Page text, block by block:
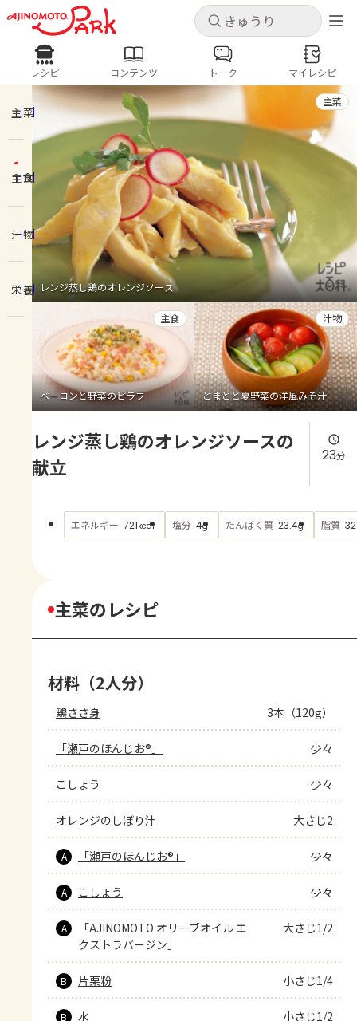
キャンセル
ログインするとレシピを保存できます
ログイン
ホーム
コンテンツ
レシピ
トーク
よくあるお問い合わせ
お買い物
AJINOMOTO PARK とは
キャンセル
レシピ コンテンツ
人気の食材・レシピ
きゅうり なす トマト
とうもろこし
ピーマン
みょうが ゴーヤ
レシピ コンテンツ トーク マイレシピ
主菜
主食
汁物
栄養 レンジ蒸し鶏のオレンジソース
主菜
ベーコンと野菜のピラフ
主食
とまとと夏野菜の洋風みそ汁
汁物
レンジ蒸し鶏のオレンジソースの
献立
23分
エネルギー 721kcal 塩分 4g たんぱく質 23.4g 脂質
主菜のレシピ
材料（2人分）
鶏ささ身 3本（120g）
「瀬戸のほんじお®」 少々
こしょう 少々
オレンジのしぼり汁 大さじ2
A 「瀬戸のほんじお®」 少々
A こしょう 少々
A
「AJINOMOTO オリーブオイル エ
クストラバージン」
大さじ1/2
B 片栗粉 小さじ1/4
B 水 小さじ1/2